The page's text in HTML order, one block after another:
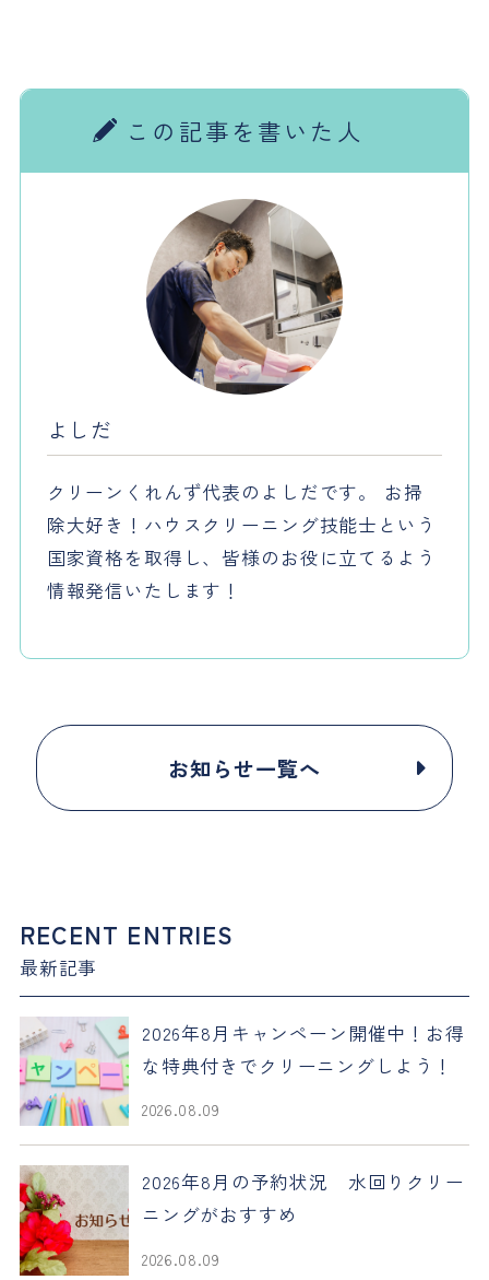
この記事を書いた人
よしだ
クリーンくれんず代表のよしだです。 お掃
除大好き！ハウスクリーニング技能士という
国家資格を取得し、皆様のお役に立てるよう
情報発信いたします！
お知らせ一覧へ
RECENT ENTRIES
最新記事
2026年8月キャンペーン開催中！お得
な特典付きでクリーニングしよう！
2026.08.09
2026年8月の予約状況 水回りクリー
ニングがおすすめ
2026.08.09